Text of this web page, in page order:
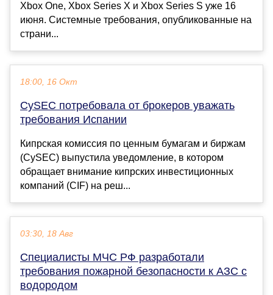
Xbox One, Xbox Series X и Xbox Series S уже 16
июня. Системные требования, опубликованные на
страни...
18:00, 16 Окт
CySEC потребовала от брокеров уважать
требования Испании
Кипрская комиссия по ценным бумагам и биржам
(CySEC) выпустила уведомление, в котором
обращает внимание кипрских инвестиционных
компаний (CIF) на реш...
03:30, 18 Авг
Специалисты МЧС РФ разработали
требования пожарной безопасности к АЗС с
водородом